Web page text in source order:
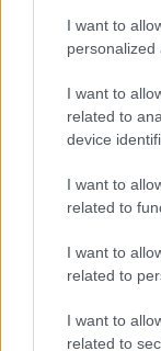
I want to
personalized
I want to
related to
device
I want to
related to
I want to
related to
I want to
related to
Κόσμος|